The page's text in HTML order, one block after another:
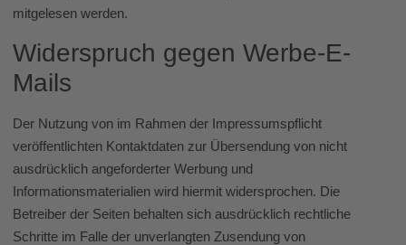
mitgelesen werden.
Widerspruch gegen Werbe-E-
Mails
Der Nutzung von im Rahmen der Impressumspflicht
veröffentlichten Kontaktdaten zur Übersendung von nicht
ausdrücklich angeforderter Werbung und
Informationsmaterialien wird hiermit widersprochen. Die
Betreiber der Seiten behalten sich ausdrücklich rechtliche
Schritte im Falle der unverlangten Zusendung von